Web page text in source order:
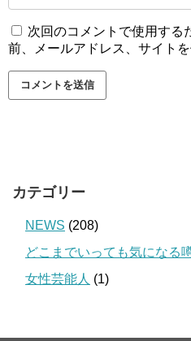
次回のコメントで使用する
前、メールアドレス、サイトを
カテゴリー
NEWS (208)
どこまでいっても気になる
女性芸能人 (1)